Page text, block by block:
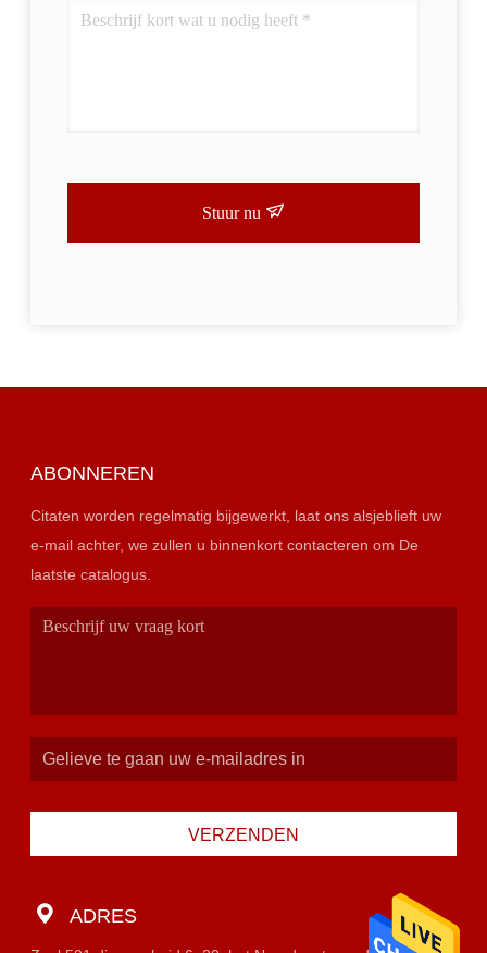
Stuur nu
ABONNEREN
Citaten worden regelmatig bijgewerkt, laat ons alsjeblieft uw
e-mail achter, we zullen u binnenkort contacteren om De
laatste catalogus.
VERZENDEN
ADRES